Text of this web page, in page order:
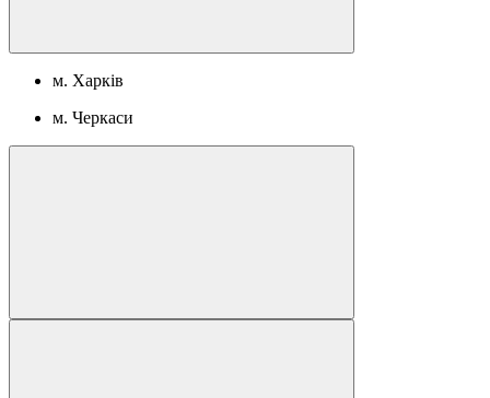
м. Харків
м. Черкаси